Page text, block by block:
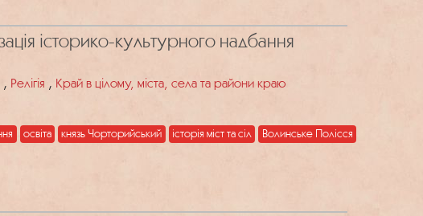
історико-культурного надбання
, Релігія , Край в цілому, міста, села та райони краю
освіта князь Чорторийський історія міст та сіл
Волинське Полісся